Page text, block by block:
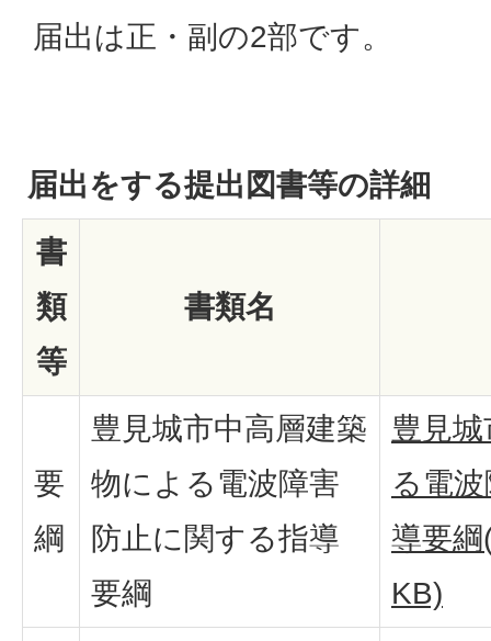
届出は正・副の2部です。
届出をする提出図書等の詳細
書
類
等
書類名
要
綱
豊見城市中高層建築
物による電波障害
防止に関する指導
要綱
豊見
る電
導要
KB)